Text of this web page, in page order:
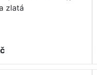
zlatá